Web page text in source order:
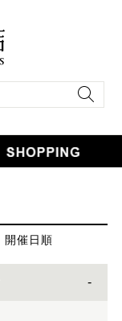
開催日順